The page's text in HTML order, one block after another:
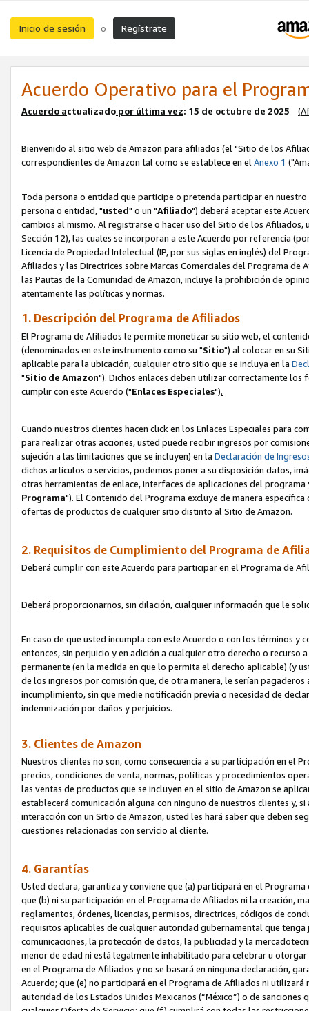
Inicio de sesión o Regístrate
Acuerdo Operativo para el
Acuerdo actualizado por última vez: 15 de octubre de 2025
Bienvenido al sitio web de Amazon para afiliados (el "Sitio de los
correspondientes de Amazon tal como se establece en elAnexo 1
Toda persona o entidad que participe o pretenda participar en
persona o entidad, "usted" o un "Afiliado") deberá aceptar este
cambios al mismo. Al registrarse o hacer uso del Sitio de los
Sección 12), las cuales se incorporan a este Acuerdo por referencia
Licencia de Propiedad Intelectual (IP, por sus siglas en inglés) del
Afiliados y las Directrices sobre Marcas Comerciales del Programa
las Pautas de la Comunidad de Amazon, incluye la prohibición de
atentamente las políticas y normas.
1. Descripción del Programa de Afiliados
El Programa de Afiliados le permite monetizar su sitio web, el
(denominados en este instrumento como su "Sitio") al colocar en su
aplicable para la ubicación, cualquier otro sitio que se incluya en la
"Sitio de Amazon"). Dichos enlaces deben utilizar correctamente los
cumplir con este Acuerdo ("Enlaces Especiales").
Cuando nuestros clientes hacen click en los Enlaces Especiales para
para realizar otras acciones, usted puede recibir ingresos por
sujeción a las limitaciones que se incluyen) en la Declaración de
dichos artículos o servicios, podemos poner a su disposición datos,
otras herramientas de enlace, interfaces de aplicaciones del
Programa"). El Contenido del Programa excluye de manera
ofertas de productos de cualquier sitio distinto al Sitio de Amazon.
2. Requisitos de Cumplimiento del Programa de
Deberá cumplir con este Acuerdo para participar en el Programa de
Deberá proporcionarnos, sin dilación, cualquier información que le
En caso de que usted incumpla con este Acuerdo o con los términos
entonces, sin perjuicio y en adición a cualquier otro derecho o
permanente (en la medida en que lo permita el derecho aplicable) (y
de los ingresos por comisión que, de otra manera, le serían
incumplimiento, sin que medie notificación previa o necesidad de
indemnización por daños y perjuicios.
3. Clientes de Amazon
Nuestros clientes no son, como consecuencia a su participación en el
precios, condiciones de venta, normas, políticas y procedimientos
las ventas de productos que se incluyen en el sitio de Amazon se
establecerá comunicación alguna con ninguno de nuestros clientes y,
interacción con un Sitio de Amazon, usted les hará saber que deben
cuestiones relacionadas con servicio al cliente.
4. Garantías
Usted declara, garantiza y conviene que (a) participará en el
que (b) ni su participación en el Programa de Afiliados ni la creación,
reglamentos, órdenes, licencias, permisos, directrices, códigos de
requisitos aplicables de cualquier autoridad gubernamental que
comunicaciones, la protección de datos, la publicidad y la
menor de edad ni está legalmente inhabilitado para celebrar u
en el Programa de Afiliados y no se basará en ninguna declaración,
Acuerdo; que (e) no participará en el Programa de Afiliados ni
autoridad de los Estados Unidos Mexicanos (“México”) o de